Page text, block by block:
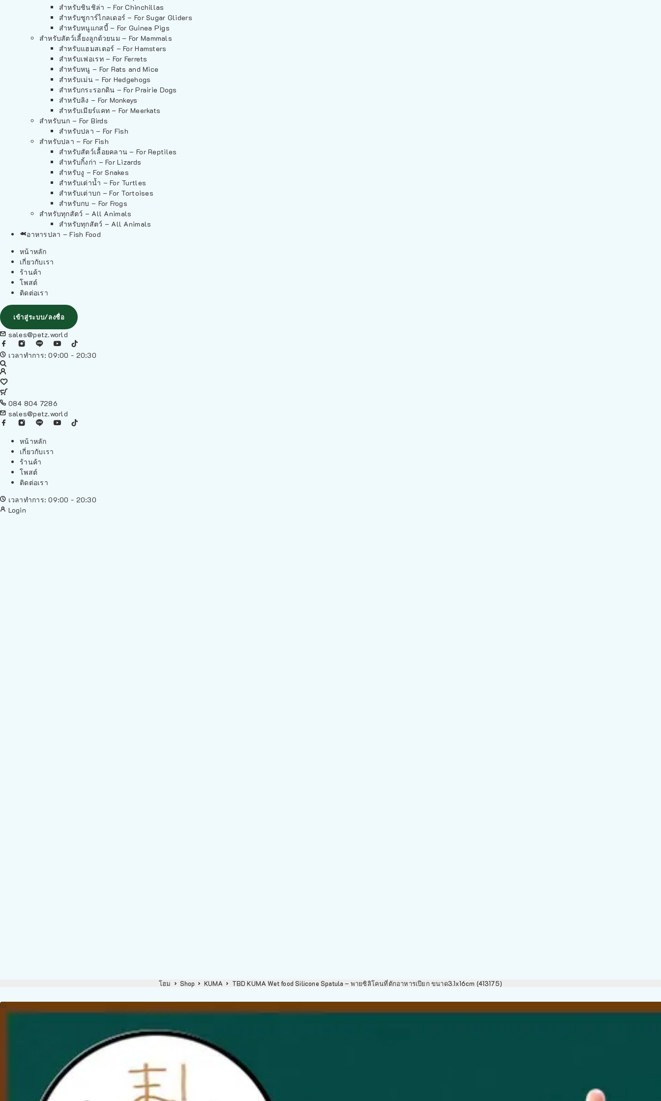
สำหรับชินชิล่า – For Chinchillas
สำหรับชูการ์ไกลเดอร์ – For Sugar Gliders
สำหรับหนูแกสบี้ – For Guinea Pigs
สำหรับสัตว์เลี้ยงลูกด้วยนม – For Mammals
สำหรับแฮมสเตอร์ – For Hamsters
สำหรับเฟอเรท – For Ferrets
สำหรับหนู – For Rats and Mice
สำหรับเม่น – For Hedgehogs
สำหรับกระรอกดิน – For Prairie Dogs
สำหรับลิง – For Monkeys
สำหรับเมียร์แคท – For Meerkats
สำหรับนก – For Birds
สำหรับปลา – For Fish
สำหรับปลา – For Fish
สำหรับสัตว์เลื้อยคลาน – For Reptiles
สำหรับกิ้งก่า – For Lizards
สำหรับงู – For Snakes
สำหรับเต่าน้ำ – For Turtles
สำหรับเต่าบก – For Tortoises
สำหรับกบ – For Frogs
สำหรับทุกสัตว์ – All Animals
สำหรับทุกสัตว์ – All Animals
อาหารปลา – Fish Food
หน้าหลัก
เกี่ยวกับเรา
ร้านค้า
โพสต์
ติดต่อเรา
เข้าสู่ระบบ/ลงชื่อ
sales@petz.world
เวลาทำการ: 09:00 - 20:30
084 804 7286
sales@petz.world
หน้าหลัก
เกี่ยวกับเรา
ร้านค้า
โพสต์
ติดต่อเรา
เวลาทำการ: 09:00 - 20:30
Login
โฮม Shop KUMA TBD KUMA Wet food Silicone Spatula – พายซิลิโคนที่ตักอาหารเปียก ขนาด3.1x16cm (413175)